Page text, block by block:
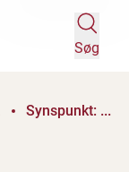
Søg
Synspunkt: ...